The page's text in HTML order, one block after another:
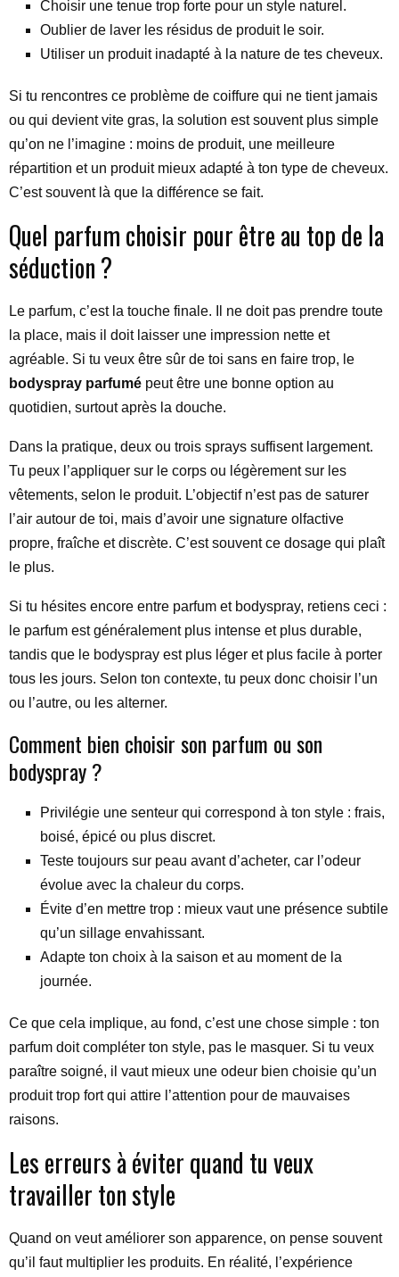
Choisir une tenue trop forte pour un style naturel.
Oublier de laver les résidus de produit le soir.
Utiliser un produit inadapté à la nature de tes cheveux.
Si tu rencontres ce problème de coiffure qui ne tient jamais
ou qui devient vite gras, la solution est souvent plus simple
qu’on ne l’imagine : moins de produit, une meilleure
répartition et un produit mieux adapté à ton type de cheveux.
C’est souvent là que la différence se fait.
Quel parfum choisir pour être au top de la
séduction ?
Le parfum, c’est la touche finale. Il ne doit pas prendre toute
la place, mais il doit laisser une impression nette et
agréable. Si tu veux être sûr de toi sans en faire trop, le
bodyspray parfumé peut être une bonne option au
quotidien, surtout après la douche.
Dans la pratique, deux ou trois sprays suffisent largement.
Tu peux l’appliquer sur le corps ou légèrement sur les
vêtements, selon le produit. L’objectif n’est pas de saturer
l’air autour de toi, mais d’avoir une signature olfactive
propre, fraîche et discrète. C’est souvent ce dosage qui plaît
le plus.
Si tu hésites encore entre parfum et bodyspray, retiens ceci :
le parfum est généralement plus intense et plus durable,
tandis que le bodyspray est plus léger et plus facile à porter
tous les jours. Selon ton contexte, tu peux donc choisir l’un
ou l’autre, ou les alterner.
Comment bien choisir son parfum ou son
bodyspray ?
Privilégie une senteur qui correspond à ton style : frais,
boisé, épicé ou plus discret.
Teste toujours sur peau avant d’acheter, car l’odeur
évolue avec la chaleur du corps.
Évite d’en mettre trop : mieux vaut une présence subtile
qu’un sillage envahissant.
Adapte ton choix à la saison et au moment de la
journée.
Ce que cela implique, au fond, c’est une chose simple : ton
parfum doit compléter ton style, pas le masquer. Si tu veux
paraître soigné, il vaut mieux une odeur bien choisie qu’un
produit trop fort qui attire l’attention pour de mauvaises
raisons.
Les erreurs à éviter quand tu veux
travailler ton style
Quand on veut améliorer son apparence, on pense souvent
qu’il faut multiplier les produits. En réalité, l’expérience